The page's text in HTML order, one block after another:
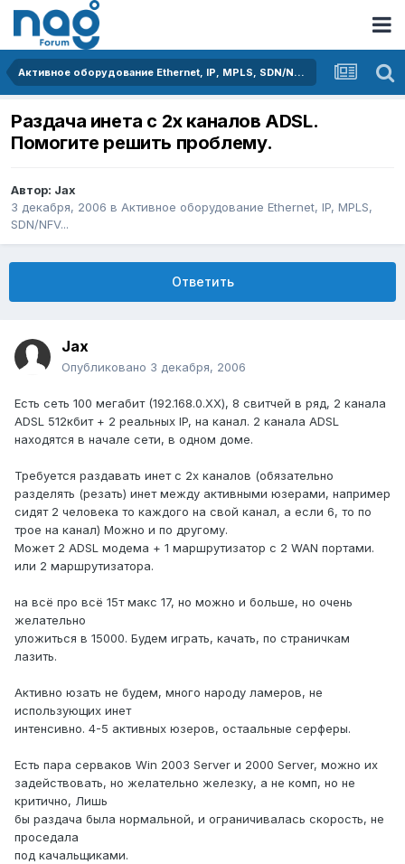
Активное оборудование Ethernet, IP, MPLS, SDN/NFV...
Раздача инета с 2х каналов ADSL.
Помогите решить проблему.
Автор: Jax
3 декабря, 2006 в Активное оборудование Ethernet, IP, MPLS,
SDN/NFV...
Ответить
Jax
Опубликовано 3 декабря, 2006
Есть сеть 100 мегабит (192.168.0.XX), 8 свитчей в ряд, 2 канала
ADSL 512кбит + 2 реальных IP, на канал. 2 канала ADSL
находятся в начале сети, в одном доме.
Требуется раздавать инет с 2х каналов (обязательно
разделять (резать) инет между активными юзерами, например
сидят 2 человека то каждого на свой канал, а если 6, то по
трое на канал) Можно и по другому.
Может 2 ADSL модема + 1 маршрутизатор с 2 WAN портами.
или 2 маршрутизатора.
на всё про всё 15т макс 17, но можно и больше, но очень
желательно
уложиться в 15000. Будем играть, качать, по страничкам
лазить.
Активно юзать не будем, много народу ламеров, не
использующих инет
интенсивно. 4-5 активных юзеров, остаальные серферы.
Есть пара серваков Win 2003 Server и 2000 Server, можно их
задействовать, но желательно железку, а не комп, но не
критично, Лишь
бы раздача была нормальной, и ограничивалась скорость, не
проседала
под качальщиками.